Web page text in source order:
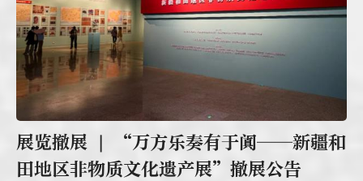
展览撤展 | “万方乐奏有于阗——新疆和
田地区非物质文化遗产展”撤展公告